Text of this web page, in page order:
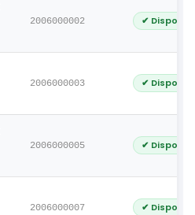
2006000002 ✔
2006000003 ✔
2006000005 ✔
2006000007 ✔